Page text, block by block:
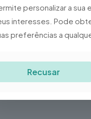
personalizar a
interesses. Pode
preferências a
Recusar